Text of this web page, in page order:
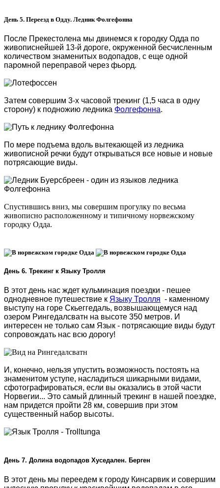
День 5. Переезд в Одду. Ледник Фолгефонна
После Прекестолена мы двинемся к городку Одда по
живописнейшей 13-й дороге, окруженной бесчисленным
количеством знаменитых водопадов, с еще одной
паромной переправой через фьорд.
Затем совершим 3-х часовой трекинг (1,5 часа в одну
сторону) к подножию ледника Фолгефонна.
По мере подъема вдоль вытекающей из ледника
живописной речки будут открываться все новые и новые
потрясающие виды.
Спустившись вниз, мы совершим прогулку по весьма
живописно расположенному и типичному норвежскому
городку Одда.
День 6. Трекинг к Языку Тролля
В этот день нас ждет кульминация поездки - пешее
однодневное путешествие к Языку Тролля - каменному
выступу на горе Скьеггедаль, возвышающемуся над
озером Рингедалсватн на высоте 350 метров. И
интересен не только сам Язык - потрясающие виды будут
сопровождать нас всю дорогу!
И, конечно, нельзя упустить возможность постоять на
знаменитом уступе, насладиться шикарными видами,
сфотографироваться, если вы оказались в этой части
Норвегии... Это самый длинный трекинг в нашей поездке,
нам придется пройти 28 км, совершив при этом
существенный набор высоты.
День 7. Долина водопадов Хуседален. Берген
В этот день мы переедем к городу Кинсарвик и совершим